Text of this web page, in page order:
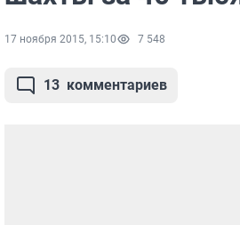
17 ноября 2015, 15:10 7 548
13 комментариев